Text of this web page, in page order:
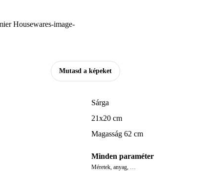
Mutasd a képeket
Sárga
21x20 cm
Magasság 62 cm
Minden paraméter
Méretek, anyag, …